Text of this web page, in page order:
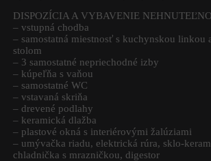
DISPOZÍCIA A VYBAVENIE
– vstupná chodba
– samostatná miestnosť s kuchynskou linkou
stolom
– 3 samostatné nepriechodné izby
– kúpeľňa s vaňou
– samostatné WC
– vstavaná skriňa
– drevené podlahy
– keramická dlažba
– plastové okná s interiérovými žalúziami
– umývačka riadu, elektrická rúra, sklo-
chladnička s mrazničkou, digestor